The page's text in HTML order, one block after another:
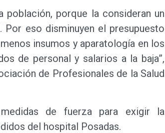
porque la consideran un
eso disminuyen el presupuesto
insumos y aparatología en los
de personal y salarios a la baja”,
de Profesionales de la Salud
de fuerza para exigir la
del hospital Posadas.